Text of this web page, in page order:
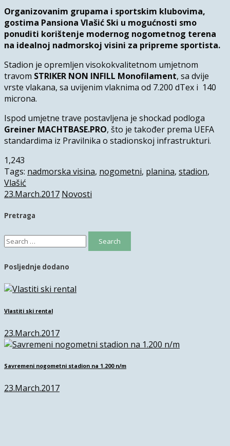
Organizovanim grupama i sportskim klubovima,
gostima Pansiona Vlašić Ski u mogućnosti smo
ponuditi korištenje modernog nogometnog terena
na idealnoj nadmorskoj visini za pripreme sportista.
Stadion je opremljen visokokvalitetnom umjetnom
travom STRIKER NON INFILL Monofilament, sa dvije
vrste vlakana, sa uvijenim vlaknima od 7.200 dTex i 140
microna.
Ispod umjetne trave postavljena je shockad podloga
Greiner MACHTBASE.PRO, što je također prema UEFA
standardima iz Pravilnika o stadionskoj infrastrukturi.
1,243
Tags: nadmorska visina, nogometni, planina, stadion,
Vlašić
23.March.2017 Novosti
Pretraga
Search
for:
Posljednje dodano
Vlastiti ski rental
23.March.2017
Savremeni nogometni stadion na 1.200 n/m
23.March.2017